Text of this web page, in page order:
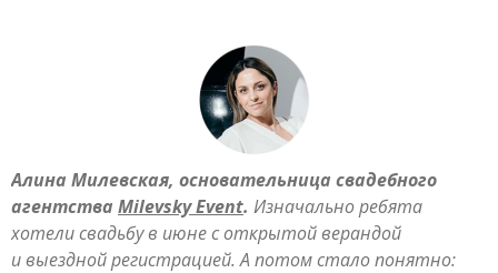
Алина Милевская, основательница свадебного
агентства Milevsky Event. Изначально ребята
хотели свадьбу в июне с открытой верандой
и выездной регистрацией. А потом стало понятно: